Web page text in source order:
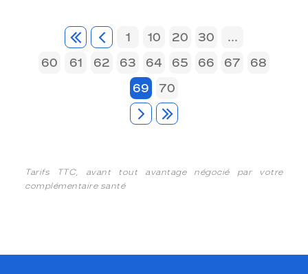
1 10 20 30
...
60
61 62 63 64 65 66 67
68
69
70
Tarifs TTC, avant tout avantage négocié par votre
complémentaire santé